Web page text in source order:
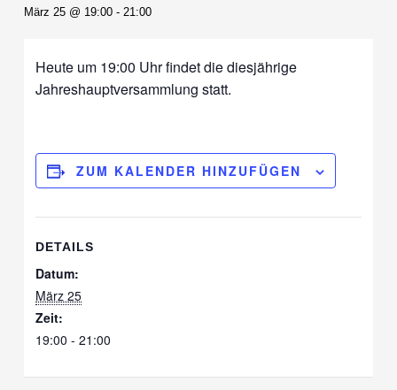
März 25 @ 19:00 - 21:00
Heute um 19:00 Uhr findet die diesjährige
Jahreshauptversammlung statt.
ZUM KALENDER HINZUFÜGEN
DETAILS
Datum:
März 25
Zeit:
19:00 - 21:00